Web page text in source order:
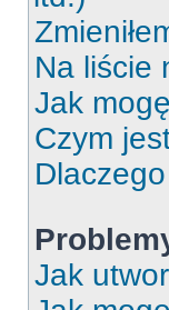
Na liście
Jak
Czym
Jak